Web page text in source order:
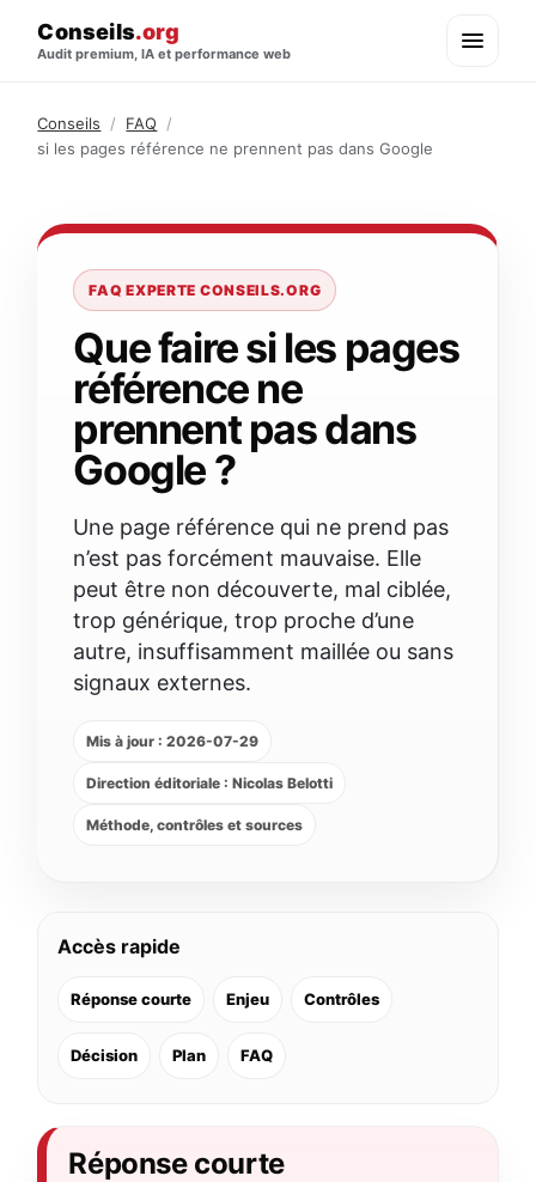
Conseils.org
Audit premium, IA et performance web
Conseils / FAQ
/
si les pages référence ne prennent pas dans Google
FAQ EXPERTE CONSEILS.ORG
Que faire si les pages
référence ne
prennent pas dans
Google ?
Une page référence qui ne prend pas
n’est pas forcément mauvaise. Elle
peut être non découverte, mal ciblée,
trop générique, trop proche d’une
autre, insuffisamment maillée ou sans
signaux externes.
Mis à jour : 2026-07-29
Direction éditoriale : Nicolas Belotti
Méthode, contrôles et sources
Accès rapide
Réponse courte Enjeu Contrôles
Décision Plan FAQ
Réponse courte